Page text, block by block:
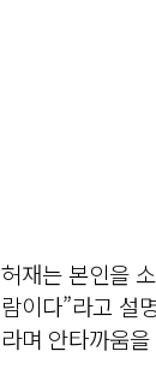
허재는 본인을
람이다”라고 설
라며 안타까움